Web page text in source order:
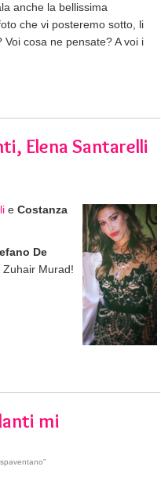
anche la bellissima
che vi posteremo sotto, li
cosa ne pensate? A voi i
Elena Santarelli
e Costanza
De
Murad!
mi